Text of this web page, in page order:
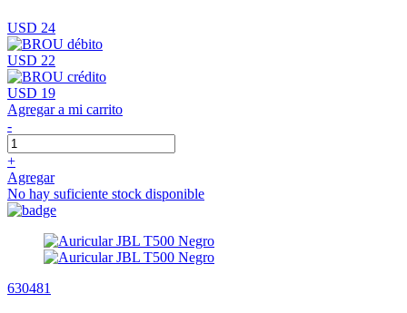
USD 24
USD 22
USD 19
Agregar a mi carrito
-
+
Agregar
No hay suficiente stock disponible
630481